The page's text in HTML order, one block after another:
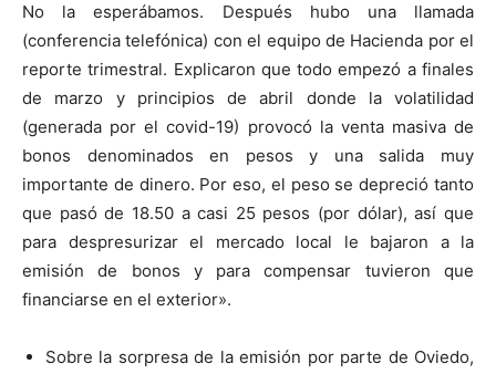
No la esperábamos. Después hubo una llamada
(conferencia telefónica) con el equipo de Hacienda por el
reporte trimestral. Explicaron que todo empezó a finales
de marzo y principios de abril donde la volatilidad
(generada por el covid-19) provocó la venta masiva de
bonos denominados en pesos y una salida muy
importante de dinero. Por eso, el peso se depreció tanto
que pasó de 18.50 a casi 25 pesos (por dólar), así que
para despresurizar el mercado local le bajaron a la
emisión de bonos y para compensar tuvieron que
financiarse en el exterior».
Sobre la sorpresa de la emisión por parte de Oviedo,